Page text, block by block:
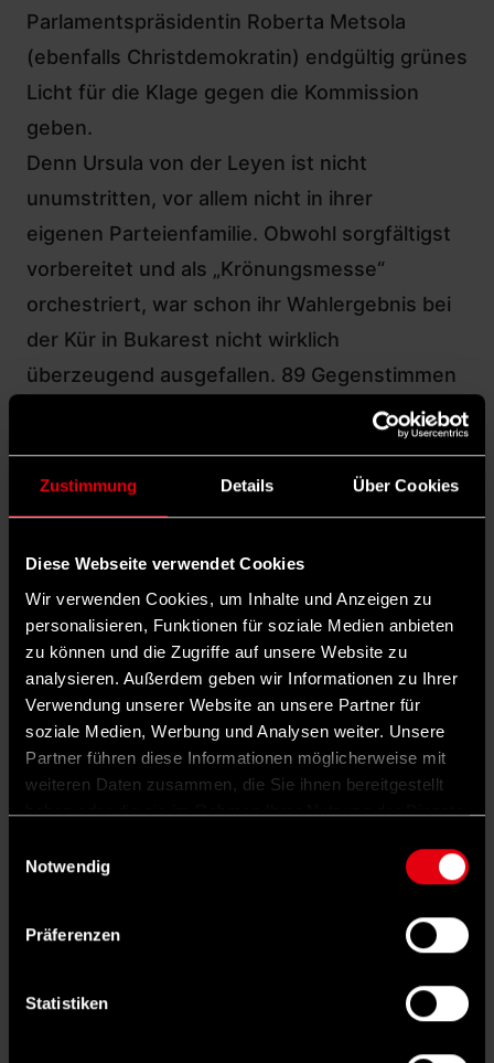
Zustimmung Details Über Cookies
Diese Webseite verwendet Cookies
Wir verwenden Cookies, um Inhalte und Anzeigen zu
personalisieren, Funktionen für soziale Medien anbieten
zu können und die Zugriffe auf unsere Website zu
analysieren. Außerdem geben wir Informationen zu Ihrer
Verwendung unserer Website an unsere Partner für
soziale Medien, Werbung und Analysen weiter. Unsere
Partner führen diese Informationen möglicherweise mit
weiteren Daten zusammen, die Sie ihnen bereitgestellt
haben oder die sie im Rahmen Ihrer Nutzung der Dienste
Notwendig
Präferenzen
Statistiken
Parlamentspräsidentin Roberta Metsola
(ebenfalls Christdemokratin) endgültig grünes
Licht für die Klage gegen die Kommission
geben.
Denn Ursula von der Leyen ist nicht
unumstritten, vor allem nicht in ihrer
eigenen Parteienfamilie. Obwohl sorgfältigst
vorbereitet und als „Krönungsmesse“
orchestriert, war schon ihr Wahlergebnis bei
der Kür in Bukarest nicht wirklich
überzeugend ausgefallen. 89 Gegenstimmen
wurden gezählt. Die kamen zu großen Teilen
aus Frankreich, was vor allem zwei Gründe
hat.
Dicke Luft bei Frankreichs Konservativen
sich stark den Positionen vonMarine LePens
Rassemblemet Nationalan und suchen auch
die Zusammenarbeit mit den beiden
rechtsextremen Fraktionen im EU-Parlament.
Außerdem (und mindestens ebenso wichtig)
richten sich Aktionen gegen von der Leyen
Staatspräsidenten
. Er war
Jahr 2019 zur Kommissionspräsidentin zu
Wahlen im Juni wieder auf den Schild zu